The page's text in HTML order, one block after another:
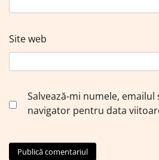
Site web
Salvează-mi numele,
navigator pentru data